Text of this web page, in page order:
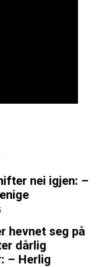
nei igjen: –
hevnet seg på
dårlig
– Herlig